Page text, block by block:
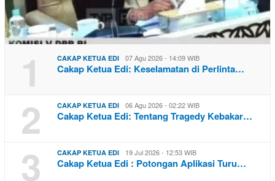
1 CAKAP KETUA EDI 07 Agu 2026 - 14:09 WIB
Cakap Ketua Edi: Keselamatan di Perlinta…
2 CAKAP KETUA EDI 06 Agu 2026 - 02:22 WIB
Cakap Ketua Edi: Tentang Tragedy Kebakar…
3 CAKAP KETUA EDI 19 Jul 2026 - 12:53 WIB
Cakap Ketua Edi : Potongan Aplikasi Turu…